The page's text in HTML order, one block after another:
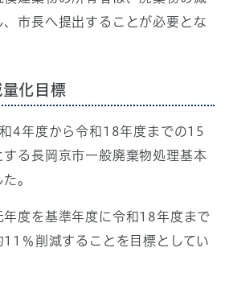
、市長へ提出することが必要とな
化目標
4年度から令和18年度までの15
る長岡京市一般廃棄物処理基本
。
年度を基準年度に令和18年度まで
11％削減することを目標としてい